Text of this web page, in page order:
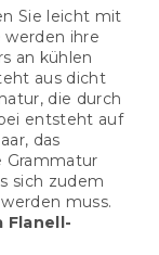
Sie leicht mit
werden ihre
an kühlen
aus dicht
die durch
entsteht auf
das
Grammatur
sich zudem
muss.
Flanell-